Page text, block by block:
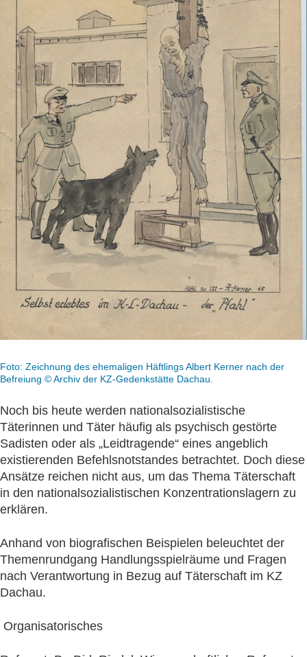
Foto: Zeichnung des ehemaligen Häftlings Albert Kerner nach der
Befreiung © Archiv der KZ-Gedenkstätte Dachau.
Noch bis heute werden nationalsozialistische
Täterinnen und Täter häufig als psychisch gestörte
Sadisten oder als „Leidtragende“ eines angeblich
existierenden Befehlsnotstandes betrachtet. Doch diese
Ansätze reichen nicht aus, um das Thema Täterschaft
in den nationalsozialistischen Konzentrationslagern zu
erklären.
Anhand von biografischen Beispielen beleuchtet der
Themenrundgang Handlungsspielräume und Fragen
nach Verantwortung in Bezug auf Täterschaft im KZ
Dachau.
Organisatorisches